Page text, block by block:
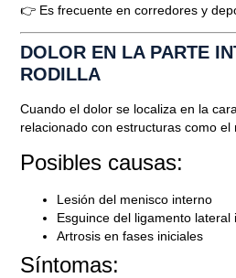
👉 Es frecuente en corredores y
DOLOR EN LA PARTE
RODILLA
Cuando el dolor se localiza en la
relacionado con estructuras como el
Posibles causas:
Lesión del menisco interno
Esguince del ligamento lateral
Artrosis en fases iniciales
Síntomas: